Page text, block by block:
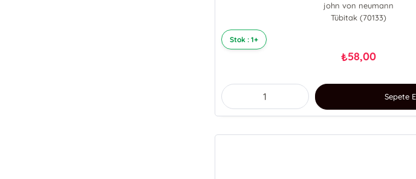
john von neumann
Tübitak (70133)
Stok : 1+
₺58,00
Sepete